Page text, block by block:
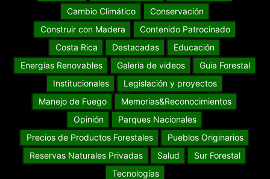
Cambio Climático
Conservación
Construir con Madera
Contenido Patrocinado
Costa Rica
Destacadas
Educación
Energías Renovables
Galería de videos
Guia Forestal
Institucionales
Legislación y proyectos
Manejo de Fuego
Memorias&Reconocimientos
Opinión
Parques Nacionales
Precios de Productos Forestales
Pueblos Originarios
Reservas Naturales Privadas
Salud
Sur Forestal
Tecnologías